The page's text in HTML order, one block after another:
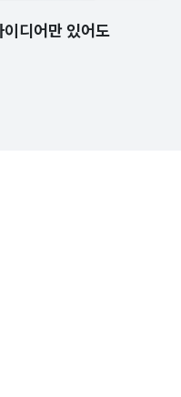
디어만 있어도